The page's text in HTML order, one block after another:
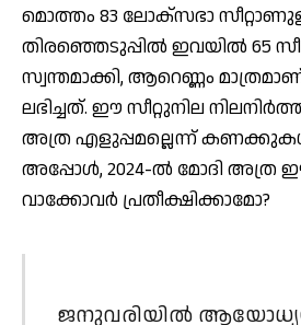
മൊത്തം 83 ലോക്‌സഭാ
തിരഞ്ഞെടുപ്പില്‍ ഇവയില്‍ 65
സ്വന്തമാക്കി, ആറെണ്ണം
ലഭിച്ചത്. ഈ സീറ്റുനില
അത്ര എളുപ്പമല്ലെന്ന്
അപ്പോള്‍, 2024-ല്‍ മോദി അത്ര
വാക്കോവര്‍ പ്രതീക്ഷിക്കാമോ?
ജനുവരിയില്‍